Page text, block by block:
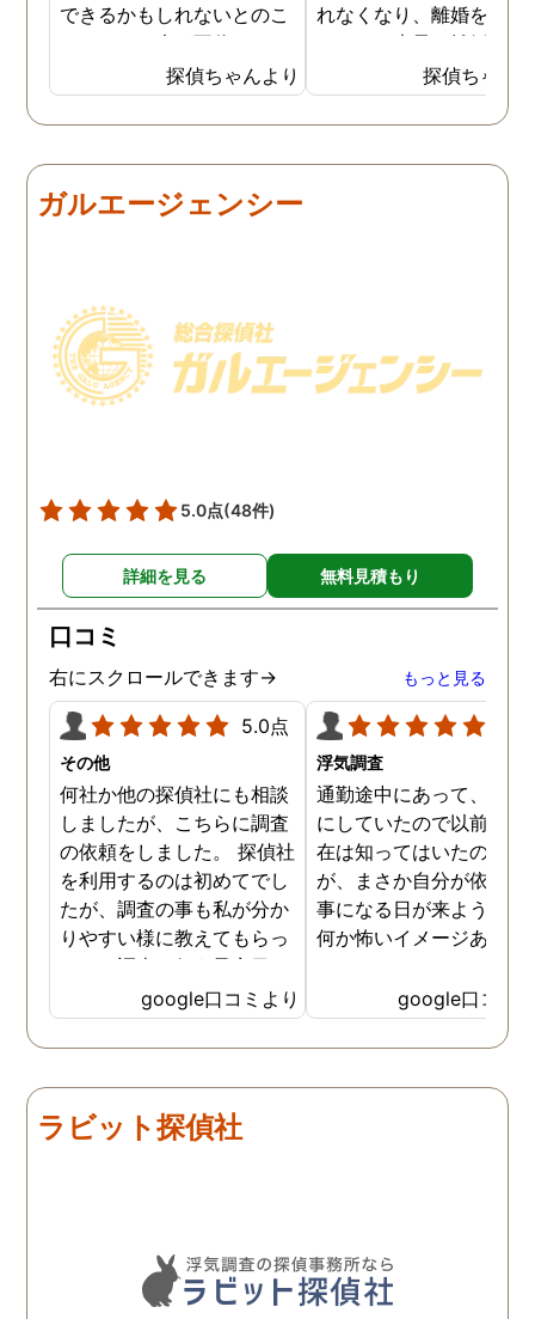
できるかもしれないとのこ
とでした。夫が不倫をして
いるのは確実なのですが、
私の証言だけでは効力が弱
いようです。弁護士のアド
の証拠を集めてもらうこと
にしました。夫は私への関
とはしょっちゅうです。次
の休みも休日出勤と称して
家を空けているので、この
日に証拠集めをお願いしま
と会い、そのまま夜まで過
間もラブホテルの利用もし
たようで、たった一日で不
倫の証拠を揃えることがで
きました。
探偵ちゃんより
れなくなり、離婚を決意
ました。素早く離婚を成
させるためには夫の不倫
証拠を手に入れることが
っ取り早く、探偵に調査
行動パターンを伝え、予
必要な不倫の証拠も手に
れることができました。
探偵ちゃん
ガルエージェンシー
5.0点(48件)
詳細を見る 無料見積もり
口コミ
右にスクロールできます→ もっと見る
5.0点
その他
何社か他の探偵社にも相談
しましたが、こちらに調査
の依頼をしました。 探偵社
を利用するのは初めてでし
たが、調査の事も私が分か
りやすい様に教えてもらっ
たり、調査を行う予定日は
私の希望を聞いてもらいつ
つ、探偵さんのご意見も取
り入れ、細かく打ち合わせ
た。調査を行った日はその
日の報告を入れてくれたり
聞いて頂いたりと精神的に
も助かりました。 報告書や
調査の動画を見せてもらっ
google口コミより
浮気調査
通勤途中にあって、毎日
にしていたので以前から
在は知ってはいたのです
が、まさか自分が依頼す
事になる日が来ようと
何か怖いイメージありま
応も良く、安心して相談
きました。 調査後に弁
さんも紹介していただき
した！ありがとうござい
google口コミ
ラビット探偵社